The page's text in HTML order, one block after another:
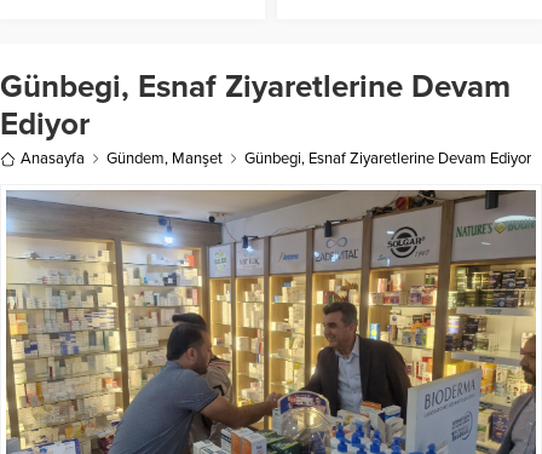
Günbegi, Esnaf Ziyaretlerine Devam
Ediyor
Anasayfa Gündem, Manşet Günbegi, Esnaf Ziyaretlerine Devam Ediyor